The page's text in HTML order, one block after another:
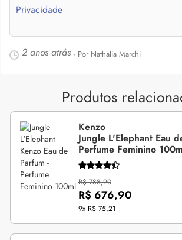
Privacidade
2 anos atrás - Por Nathalia Marchi
Produtos
Kenzo
Jungle L'Elephant Eau
Perfume Feminino
R$ 788,90
R$ 676,90
9x R$ 75,21